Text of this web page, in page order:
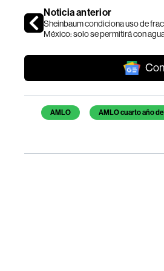
Noticia anterior
Sheinbaum condiciona uso de
México: solo se permitirá con
Temas de este artículo
AMLO AMLO cuarto año